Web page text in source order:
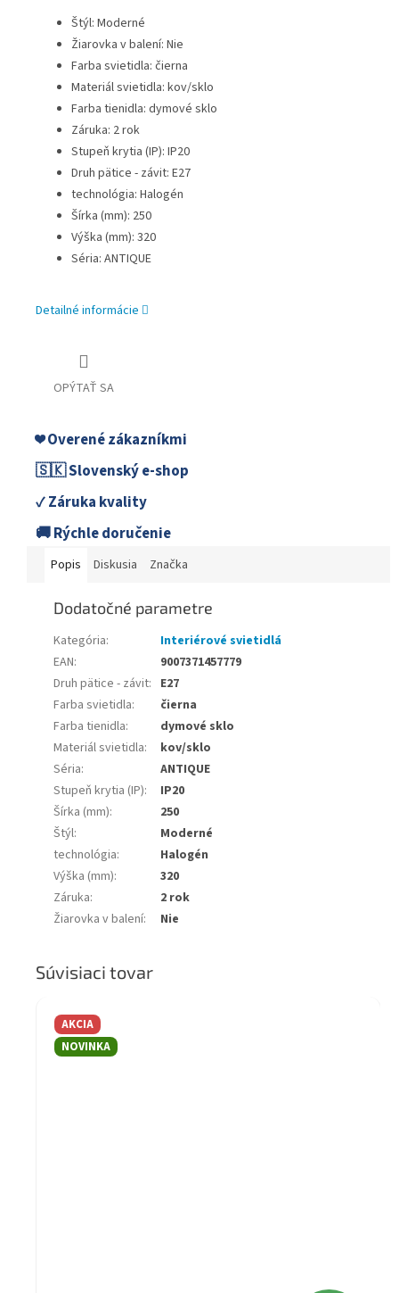
Štýl: Moderné
Žiarovka v balení: Nie
Farba svietidla: čierna
Materiál svietidla: kov/sklo
Farba tienidla: dymové sklo
Záruka: 2 rok
Stupeň krytia (IP): IP20
Druh pätice - závit: E27
technológia: Halogén
Šírka (mm): 250
Výška (mm): 320
Séria: ANTIQUE
Detailné informácie
OPÝTAŤ SA
❤️ Overené zákazníkmi
🇸🇰 Slovenský e-shop
✓ Záruka kvality
🚚 Rýchle doručenie
Popis Diskusia Značka
Dodatočné parametre
Kategória:
Interiérové svietidlá
EAN:
9007371457779
Druh pätice - závit: E27
Farba svietidla:
čierna
Farba tienidla:
dymové sklo
Materiál svietidla:
kov/sklo
Séria:
ANTIQUE
Stupeň krytia (IP):
IP20
Šírka (mm):
250
Štýl:
Moderné
technológia:
Halogén
Výška (mm):
320
Záruka:
2 rok
Žiarovka v balení: Nie
Súvisiaci tovar
AKCIA
NOVINKA